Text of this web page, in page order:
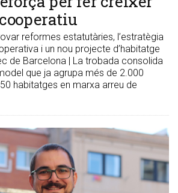
reformes estatutàries, l’estratègia
i un nou projecte d’habitatge
de Barcelona | La trobada consolida
que ja agrupa més de 2.000
habitatges en marxa arreu de